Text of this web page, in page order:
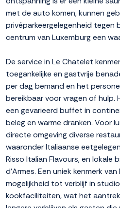
met de auto komen, kunnen
privéparkeergelegenheid tegen
centrum van Luxemburg een
De service in Le Chatelet
toegankelijke en gastvrije
per dag bemand en het
bereikbaar voor vragen of
een gevarieerd buffet in
beleg en warme dranken. Voor
directe omgeving diverse
waaronder Italiaanse
Risso Italian Flavours, en lokale
d'Armes. Een uniek kenmerk
mogelijkheid tot verblijf in
kookfaciliteiten, wat het